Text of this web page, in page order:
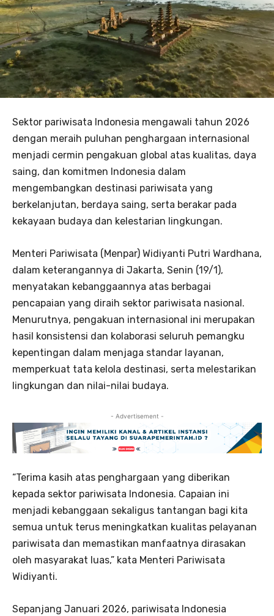
Sektor pariwisata Indonesia mengawali tahun 2026
dengan meraih puluhan penghargaan internasional
menjadi cermin pengakuan global atas kualitas, daya
saing, dan komitmen Indonesia dalam
mengembangkan destinasi pariwisata yang
berkelanjutan, berdaya saing, serta berakar pada
kekayaan budaya dan kelestarian lingkungan.
Menteri Pariwisata (Menpar) Widiyanti Putri Wardhana,
dalam keterangannya di Jakarta, Senin (19/1),
menyatakan kebanggaannya atas berbagai
pencapaian yang diraih sektor pariwisata nasional.
Menurutnya, pengakuan internasional ini merupakan
hasil konsistensi dan kolaborasi seluruh pemangku
kepentingan dalam menjaga standar layanan,
memperkuat tata kelola destinasi, serta melestarikan
lingkungan dan nilai-nilai budaya.
- Advertisement -
“Terima kasih atas penghargaan yang diberikan
kepada sektor pariwisata Indonesia. Capaian ini
menjadi kebanggaan sekaligus tantangan bagi kita
semua untuk terus meningkatkan kualitas pelayanan
pariwisata dan memastikan manfaatnya dirasakan
oleh masyarakat luas,” kata Menteri Pariwisata
Widiyanti.
Sepanjang Januari 2026, pariwisata Indonesia